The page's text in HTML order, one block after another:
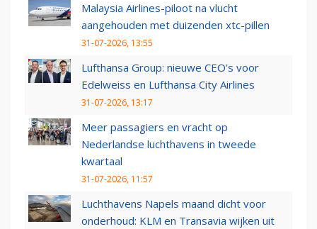
Malaysia Airlines-piloot na vlucht
aangehouden met duizenden xtc-pillen
31-07-2026, 13:55
Lufthansa Group: nieuwe CEO’s voor
Edelweiss en Lufthansa City Airlines
31-07-2026, 13:17
Meer passagiers en vracht op
Nederlandse luchthavens in tweede
kwartaal
31-07-2026, 11:57
Luchthavens Napels maand dicht voor
onderhoud: KLM en Transavia wijken uit